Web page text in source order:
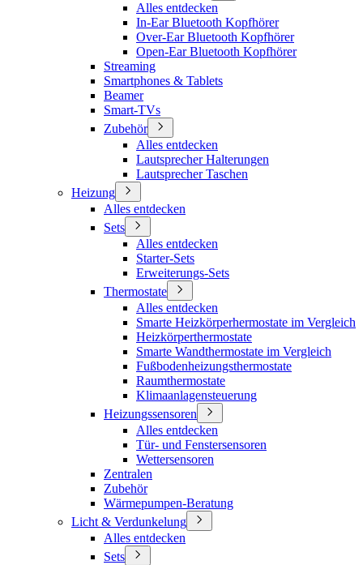
Alles entdecken
In-Ear Bluetooth Kopfhörer
Over-Ear Bluetooth Kopfhörer
Open-Ear Bluetooth Kopfhörer
Streaming
Smartphones & Tablets
Beamer
Smart-TVs
Zubehör
Alles entdecken
Lautsprecher Halterungen
Lautsprecher Taschen
Heizung
Alles entdecken
Sets
Alles entdecken
Starter-Sets
Erweiterungs-Sets
Thermostate
Alles entdecken
Smarte Heizkörperhermostate im Vergleich
Heizkörperthermostate
Smarte Wandthermostate im Vergleich
Fußbodenheizungsthermostate
Raumthermostate
Klimaanlagensteuerung
Heizungssensoren
Alles entdecken
Tür- und Fenstersensoren
Wettersensoren
Zentralen
Zubehör
Wärmepumpen-Beratung
Licht & Verdunkelung
Alles entdecken
Sets